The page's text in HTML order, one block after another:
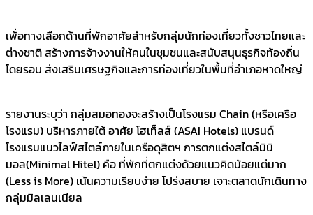
เพ้่อทางเลือกด้านที่พักอาศัยสำหรับกลุ่มนักท่องเที่ยวทั้งชาวไทยและ
ต่างชาติ สร้างการจ้างงานให้คนในชุมชนและสนับสนุนธุรกิจท้องถิ่น
โดยรอบ ส่งเสริมเศรษฐกิจและการท่องเที่ยวในพื้นที่อำเภอหาดใหญ่
รายงานระบุว่า กลุ่มสมอทองจะสร้างเป็นโรงแรม Chain (หรือเครือ
โรงแรม) บริหารภายใต้ อาศัย โฮเท็ลส์ (ASAI Hotels) แบรนด์
โรงแรมแนวไลฟ์สไตล์ภายในเครือดุสิตฯ การตกแต่งสไตล์มินิ
มอล(Minimal Hitel) คือ ที่พักที่ตกแต่งด้วยแนวคิดน้อยแต่มาก
(Less is More) เน้นความเรียบง่าย โปร่งสบาย เจาะตลาดนักเดินทาง
กลุ่มมิลเลนเนียล